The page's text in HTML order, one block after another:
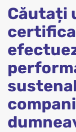
Căutați